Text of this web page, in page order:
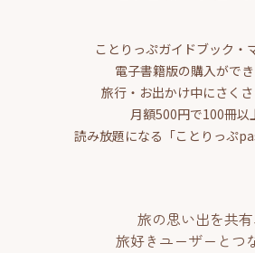
ことりっぷガイドブック・
電子書籍版の購入ができ
旅行・お出かけ中にさく
月額500円で100冊以
読み放題になる「ことりっぷ
旅の思い出を共有
旅好きユーザーとつ